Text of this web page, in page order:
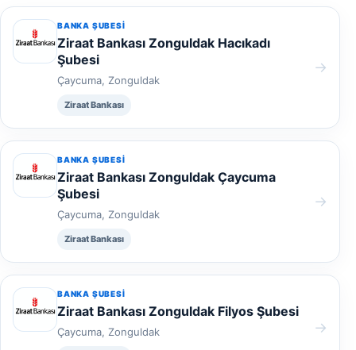
BANKA ŞUBESI
Ziraat Bankası Zonguldak Hacıkadı
Şubesi
Çaycuma, Zonguldak
Ziraat Bankası
→
BANKA ŞUBESI
Ziraat Bankası Zonguldak Çaycuma
Şubesi
Çaycuma, Zonguldak
Ziraat Bankası
→
BANKA ŞUBESI
Ziraat Bankası Zonguldak Filyos Şubesi
Çaycuma, Zonguldak →